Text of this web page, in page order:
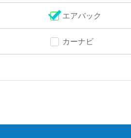
エアバック
カーナビ